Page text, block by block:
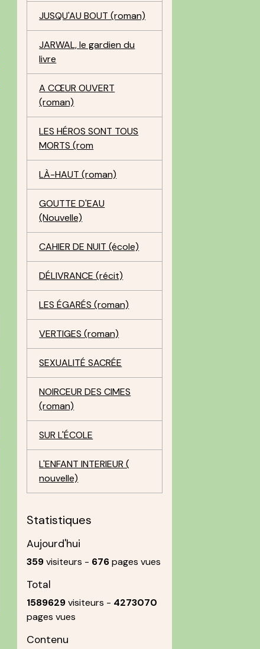
JUSQU'AU BOUT (roman)
JARWAL, le gardien du
livre
A CŒUR OUVERT
(roman)
LES HÉROS SONT TOUS
MORTS (rom
LÀ-HAUT (roman)
GOUTTE D'EAU
(Nouvelle)
CAHIER DE NUIT (école)
DÉLIVRANCE (récit)
LES ÉGARÉS (roman)
VERTIGES (roman)
SEXUALITÉ SACRÉE
NOIRCEUR DES CIMES
(roman)
SUR L'ÉCOLE
L'ENFANT INTERIEUR (
nouvelle)
Statistiques
Aujourd'hui
359visiteurs - 676pages vues
Total
1589629visiteurs - 4273070
pages vues
Contenu